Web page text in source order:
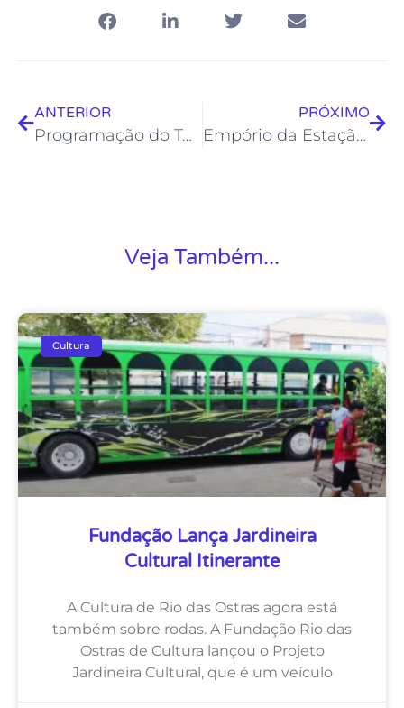
ANTERIOR
Programação do Teatro Municipal Joel Barcellos está bem variada no final de semana
PRÓXIMO
Empório da Estação vai promover Oficina de Desenho e exposição neste sábado
Veja Também...
Cultura
Fundação Lança Jardineira
Cultural Itinerante
A Cultura de Rio das Ostras agora está
também sobre rodas. A Fundação Rio das
Ostras de Cultura lançou o Projeto
Jardineira Cultural, que é um veículo